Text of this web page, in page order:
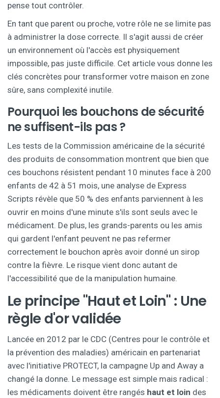
pense tout contrôler.
En tant que parent ou proche, votre rôle ne se limite pas
à administrer la dose correcte. Il s'agit aussi de créer
un environnement où l'accès est physiquement
impossible, pas juste difficile. Cet article vous donne les
clés concrètes pour transformer votre maison en zone
sûre, sans complexité inutile.
Pourquoi les bouchons de sécurité
ne suffisent-ils pas ?
Les tests de la Commission américaine de la sécurité
des produits de consommation montrent que bien que
ces bouchons résistent pendant 10 minutes face à 200
enfants de 42 à 51 mois, une analyse de Express
Scripts révèle que 50 % des enfants parviennent à les
ouvrir en moins d'une minute s'ils sont seuls avec le
médicament. De plus, les grands-parents ou les amis
qui gardent l'enfant peuvent ne pas refermer
correctement le bouchon après avoir donné un sirop
contre la fièvre. Le risque vient donc autant de
l'accessibilité que de la manipulation humaine.
Le principe "Haut et Loin" : Une
règle d'or validée
Lancée en 2012 par le CDC (Centres pour le contrôle et
la prévention des maladies) américain en partenariat
avec l'initiative PROTECT, la campagne Up and Away a
changé la donne. Le message est simple mais radical :
les médicaments doivent être rangés haut et loin des